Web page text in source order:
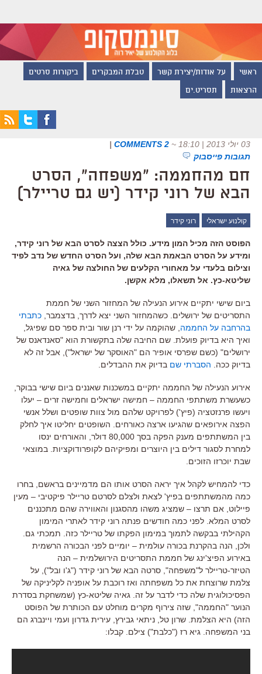
ראשי על אודות/יצירת קשר טבלת המבקרים ביקורות סרטים
הרצאות תסריט.ים
03 יולי 2013 | 18:10 ~
2 COMMENTS
|
תגובות פייסבוק
חם מהחממה: "משפחה", הסרט
הבא של רוני קידר (יש גם טריילר)
קולנוע ישראלי רוני קידר
הפוסט הזה מכיל המון מידע. כולל הצצה לסרט הבא של רוני קידר,
ומידע על הסרט הבאמת הבא שלה, ועל הסרט החדש של נדב לפיד
וצילום בלעדי על מאחורי הקלעים של החולצה של גאיה
שליטא-כץ. אל תשאלו, מלא אקשן.
ביום שישי יתקיים אירוע הנעילה של המחזור השני של חממת
התסריטים של ירושלים. כשהמחזור השני יצא לדרך, בדצמבר, כתבתי
בהרחבה על החממה , שהוקמה על ידי רנן שור ובית ספר סם שפיגל,
ואיך היא בדיוק פועלת. שם החיבה שלה בתקשורת הוא "סאנדאנס של
ירושלים" (כשם שפרסי אופיר הם "האוסקר של ישראל"), אבל זה לא
בדיוק ככה. הסברתי שם בדיוק את ההבדלים.
אירוע הנעילה של החממה יתקיים במשכנות שאננים ביום שישי בבוקר,
כשעשרת משתתפי החממה – חמישה ישראלים וחמישה זרים – יעלו
ויעשו פרנזטציה (פיץ') לפרויקט שלהם מול צוות שופטים ושלל אנשי
הפצה אירופאים שהגיעו ארצה כאורחים. השופטים יחליטו איך לחלק
בין המשתתפים מענק הפקה בסך 80,000 דולר, והאורחים ינסו
למחרת לסגור דילים בין היוצרים ומפיקיהם לקופרודוקציות. במוצאי
שבת יוכרזו הזוכים.
כדי להמחיש לקהל איך יראה הסרט אותו הם מדמיינים בראשם, בחרו
כמה מהמשתתפים בפיץ' לצאת ולצלם לסרטם טריילר פיקטיבי – מעין
פיילוט, אם תרצו – שמציג משהו מהסגנון והאווירה שהם מתכננים
לסרט המלא. לפני כמה חודשים פנתה רוני קידר לאתרי המימון
הקהילתי בבקשה לתמוך במימון הפקתו של טריילר כזה. תמכתי גם.
ולכן, הנה בהקרנת בכורה עולמית – יומיים לפני הבכורה הרשמית
באירוע הפיצ'ינג של חממת התסריטים הירושלמית – הנה
הטיזר-טריילר ל"משפחה", סרטה הבא של רוני קידר ("ג'ו ובל"), על
צלמת שרוצחת את כל משפחתה ואז רוכבת על אופניה לקליניקה של
הפסיכולוגית שלה כדי לדבר על זה. גאיה שליטא-כץ (שמשחקת בסדרת
הנוער "החממה", שזה צירוף מקרים מוחלט עם הכותרת של הפוסט
הזה) היא הצלמת. שרון טל, ניתאי גבירץ, עירית גדרון ועמי ויינברג הם
בני המשפחה. גיא רז ("כלבת") צילם. קבלו: